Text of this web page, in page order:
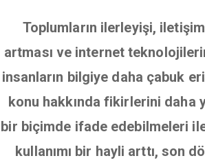
Toplumların ilerleyişi,
artması ve internet
insanların bilgiye daha çabuk
konu hakkında fikirlerini daha
bir biçimde ifade edebilmeleri
kullanımı bir hayli arttı, son